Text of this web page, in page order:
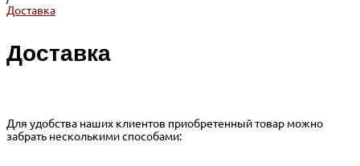
Доставка
Доставка
Для удобства наших клиентов приобретенный товар можно
забрать несколькими способами: